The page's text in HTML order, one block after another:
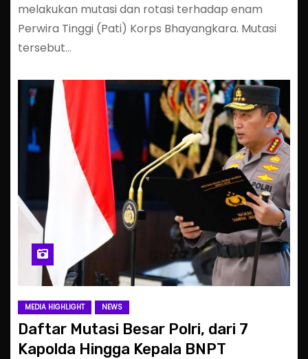
melakukan mutasi dan rotasi terhadap enam
Perwira Tinggi (Pati) Korps Bhayangkara. Mutasi
tersebut…
MEDIA HIGHLIGHT NEWS
Daftar Mutasi Besar Polri, dari 7
Kapolda Hingga Kepala BNPT